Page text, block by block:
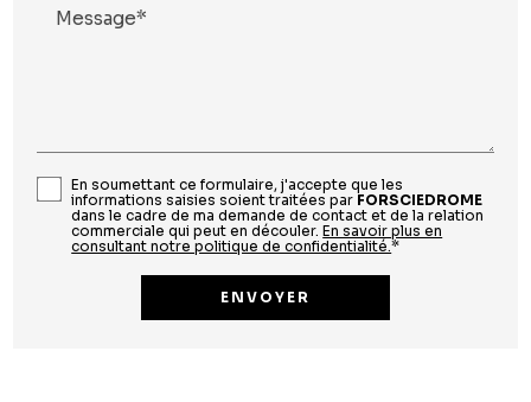
Message*
En soumettant ce formulaire, j'accepte que les
informations saisies soient traitées par FORSCIEDROME
dans le cadre de ma demande de contact et de la relation
commerciale qui peut en découler.En savoir plus en
consultant notre politique de confidentialité.*